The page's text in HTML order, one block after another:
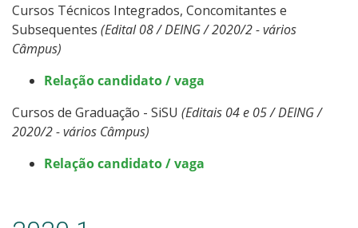
Cursos Técnicos Integrados, Concomitantes e
Subsequentes (Edital 08 / DEING / 2020/2 - vários
Câmpus)
Relação candidato / vaga
Cursos de Graduação - SiSU (Editais 04 e 05 / DEING /
2020/2 - vários Câmpus)
Relação candidato / vaga